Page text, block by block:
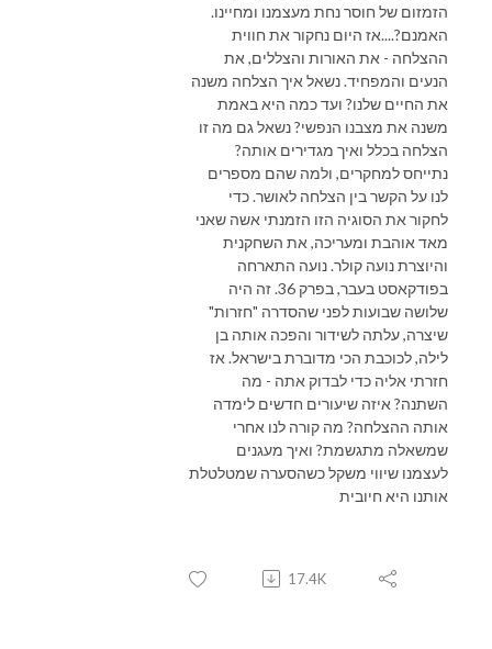
הזמזום של חוסר נחת מעצמנו ומחיינו.
האמנם?....אז היום נחקור את חווית
ההצלחה - את האורות והצללים, את
הנעים והמפחיד. נשאל איך הצלחה משנה
את החיים שלנו? ועד כמה היא באמת
משנה את מצבנו הנפשי? נשאל גם מה זו
הצלחה בכלל ואיך מגדירים אותה?
נתייחס למחקרים, ולמה שהם מספרים
לנו על הקשר בין הצלחה לאושר. כדי
לחקור את הסוגיה הזו הזמנתי אשה שאני
מאד אוהבת ומעריכה, את השחקנית
והיוצרת נועה קולר. נועה התארחה
בפודקאסט בעבר, בפרק 36. זה היה
שלושה שבועות לפני שהסדרה "חזרות"
שיצרה, עלתה לשידור והפכה אותה בן
לילה, לכוכבת הכי מדוברת בישראל. אז
חזרתי אליה כדי לבדוק אתה - מה
השתנה? איזה שיעורים חדשים לימדה
אותה ההצלחה? מה קורה לנו אחרי
שמשאלה מתגשמת? ואיך מעגנים
לעצמנו שיווי משקל כשהסערה שמטלטלת
אותנו היא חיובית
17.4K